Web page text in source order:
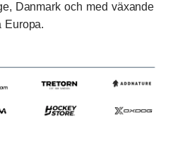
Danmark och med växande
Europa.